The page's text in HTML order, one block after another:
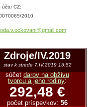
účtu CZ:
2010
v.ockovani@gmail .com
Zdroje/IV.2019
stav k strede 7.IV.2019 15:52
súčet darov na obživu
tvorcu a jeho rodiny:
292,48 €
počet príspevkov: 56